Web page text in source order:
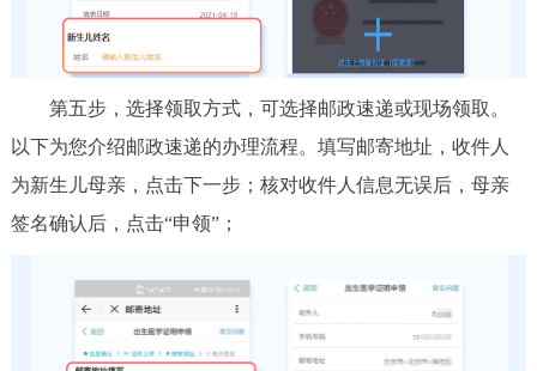
第五步，选择领取方式，可选择邮政速递或现场领取。
以下为您介绍邮政速递的办理流程。填写邮寄地址，收件人
为新生儿母亲，点击下一步；核对收件人信息无误后，母亲
签名确认后，点击“申领”；